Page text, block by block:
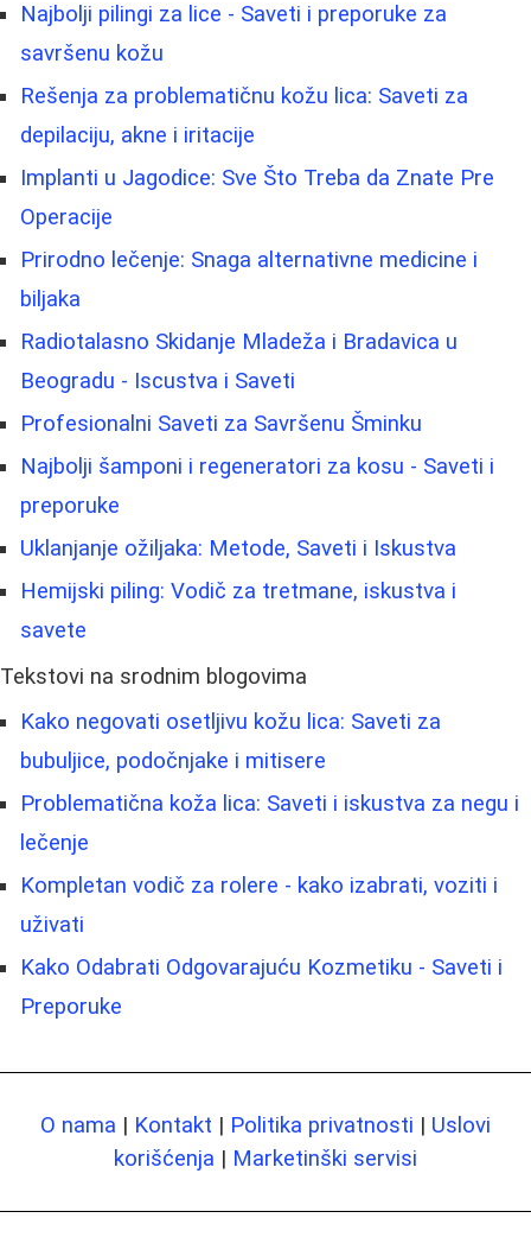
Najbolji pilingi za lice - Saveti i preporuke za
savršenu kožu
Rešenja za problematičnu kožu lica: Saveti za
depilaciju, akne i iritacije
Implanti u Jagodice: Sve Što Treba da Znate Pre
Operacije
Prirodno lečenje: Snaga alternativne medicine i
biljaka
Radiotalasno Skidanje Mladeža i Bradavica u
Beogradu - Iscustva i Saveti
Profesionalni Saveti za Savršenu Šminku
Najbolji šamponi i regeneratori za kosu - Saveti i
preporuke
Uklanjanje ožiljaka: Metode, Saveti i Iskustva
Hemijski piling: Vodič za tretmane, iskustva i
savete
Tekstovi na srodnim blogovima
Kako negovati osetljivu kožu lica: Saveti za
bubuljice, podočnjake i mitisere
Problematična koža lica: Saveti i iskustva za negu i
lečenje
Kompletan vodič za rolere - kako izabrati, voziti i
uživati
Kako Odabrati Odgovarajuću Kozmetiku - Saveti i
Preporuke
O nama | Kontakt | Politika privatnosti | Uslovi
korišćenja | Marketinški servisi